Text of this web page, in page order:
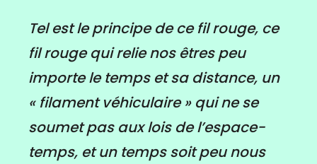
Tel est le principe de ce fil rouge, ce
fil rouge qui relie nos êtres peu
importe le temps et sa distance, un
« filament véhiculaire » qui ne se
soumet pas aux lois de l’espace-
temps, et un temps soit peu nous